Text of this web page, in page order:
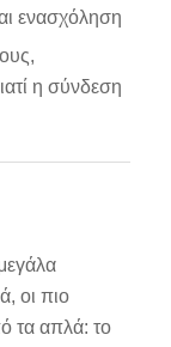
ενασχόληση
η σύνδεση
οι πιο
τα απλά: το